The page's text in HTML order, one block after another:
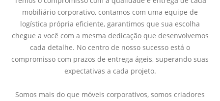
mobiliário corporativo, contamos com uma equipe de
logística própria eficiente, garantimos que sua escolha
chegue a você com a mesma dedicação que desenvolvemos
cada detalhe. No centro de nosso sucesso está o
compromisso com prazos de entrega ágeis, superando suas
expectativas a cada projeto.
Somos mais do que móveis corporativos, somos criadores